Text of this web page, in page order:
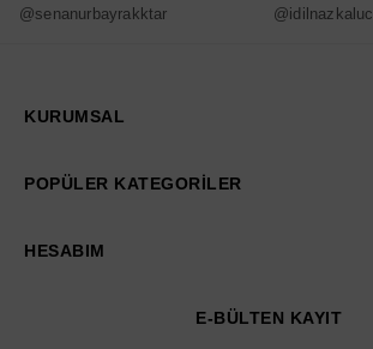
@senanurbayrakktar @idilnazkaluc
KURUMSAL
POPÜLER KATEGORİLER
HESABIM
E-BÜLTEN KAYIT